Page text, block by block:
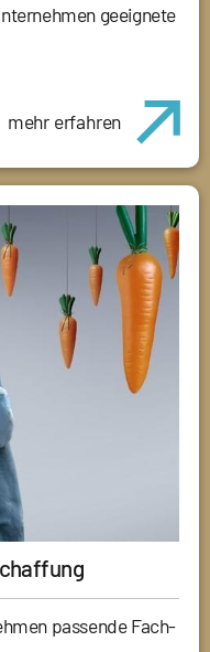
geeignete
mehr erfahren
passende Fach-